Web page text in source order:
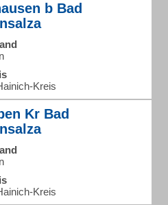
b Bad
Kreis
Kr Bad
Kreis